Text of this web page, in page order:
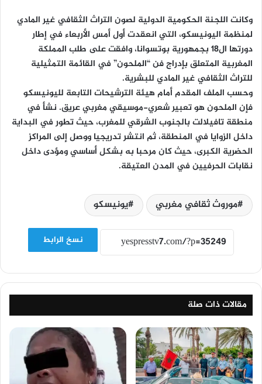
وكانت اللجنة الحكومية الدولية لصون التراث الثقافي غير المادي
لمنظمة اليونيسكو، التي انعقدت أول أمس الأربعاء في إطار
دورتها ال18 بجمهورية بوتسوانا، وافقت على طلب المملكة
المغربية المتعلق بإدراج فن “الملحون” في القائمة التمثيلية
للتراث الثقافي غير المادي للبشرية.
وحسب الملف المقدم أمام هيئة الترشيحات التابعة لليونيسكو
فإن الملحون هو تعبير شعري-موسيقي مغربي عريق. نشأ في
منطقة تافيلالت بالجنوب الشرقي للمغرب، حيث تطور في البداية
داخل الزوايا في المنطقة، ثم انتشر تدريجيا ووصل إلى المراكز
الحضرية الكبرى، حيث كان مرحبا به بشكل أساسي ومؤدى داخل
نقابات الحرفيين في المدن العتيقة.
موروث ثقافي مغربي يونيسكو
نسخ الرابط
مقالات ذات صلة